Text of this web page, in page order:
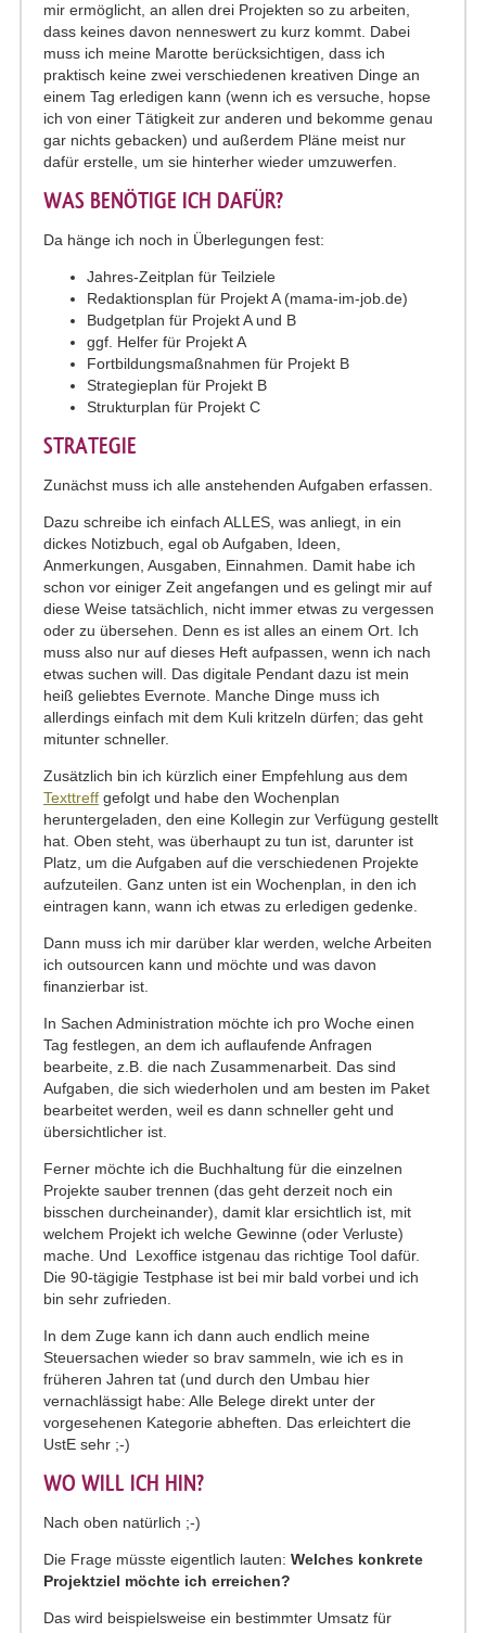
mir ermöglicht, an allen drei Projekten so zu arbeiten,
dass keines davon nenneswert zu kurz kommt. Dabei
muss ich meine Marotte berücksichtigen, dass ich
praktisch keine zwei verschiedenen kreativen Dinge an
einem Tag erledigen kann (wenn ich es versuche, hopse
ich von einer Tätigkeit zur anderen und bekomme genau
gar nichts gebacken) und außerdem Pläne meist nur
dafür erstelle, um sie hinterher wieder umzuwerfen.
WAS BENÖTIGE ICH DAFÜR?
Da hänge ich noch in Überlegungen fest:
Jahres-Zeitplan für Teilziele
Redaktionsplan für Projekt A (mama-im-job.de)
Budgetplan für Projekt A und B
ggf. Helfer für Projekt A
Fortbildungsmaßnahmen für Projekt B
Strategieplan für Projekt B
Strukturplan für Projekt C
STRATEGIE
Zunächst muss ich alle anstehenden Aufgaben erfassen.
Dazu schreibe ich einfach ALLES, was anliegt, in ein
dickes Notizbuch, egal ob Aufgaben, Ideen,
Anmerkungen, Ausgaben, Einnahmen. Damit habe ich
schon vor einiger Zeit angefangen und es gelingt mir auf
diese Weise tatsächlich, nicht immer etwas zu vergessen
oder zu übersehen. Denn es ist alles an einem Ort. Ich
muss also nur auf dieses Heft aufpassen, wenn ich nach
etwas suchen will. Das digitale Pendant dazu ist mein
heiß geliebtes Evernote. Manche Dinge muss ich
allerdings einfach mit dem Kuli kritzeln dürfen; das geht
mitunter schneller.
Zusätzlich bin ich kürzlich einer Empfehlung aus dem
Texttreff gefolgt und habe den Wochenplan
heruntergeladen, den eine Kollegin zur Verfügung gestellt
hat. Oben steht, was überhaupt zu tun ist, darunter ist
Platz, um die Aufgaben auf die verschiedenen Projekte
aufzuteilen. Ganz unten ist ein Wochenplan, in den ich
eintragen kann, wann ich etwas zu erledigen gedenke.
Dann muss ich mir darüber klar werden, welche Arbeiten
ich outsourcen kann und möchte und was davon
finanzierbar ist.
In Sachen Administration möchte ich pro Woche einen
Tag festlegen, an dem ich auflaufende Anfragen
bearbeite, z.B. die nach Zusammenarbeit. Das sind
Aufgaben, die sich wiederholen und am besten im Paket
bearbeitet werden, weil es dann schneller geht und
übersichtlicher ist.
Ferner möchte ich die Buchhaltung für die einzelnen
Projekte sauber trennen (das geht derzeit noch ein
bisschen durcheinander), damit klar ersichtlich ist, mit
welchem Projekt ich welche Gewinne (oder Verluste)
mache. Und Lexoffice istgenau das richtige Tool dafür.
Die 90-tägigie Testphase ist bei mir bald vorbei und ich
bin sehr zufrieden.
In dem Zuge kann ich dann auch endlich meine
Steuersachen wieder so brav sammeln, wie ich es in
früheren Jahren tat (und durch den Umbau hier
vernachlässigt habe: Alle Belege direkt unter der
vorgesehenen Kategorie abheften. Das erleichtert die
UstE sehr ;-)
WO WILL ICH HIN?
Nach oben natürlich ;-)
Die Frage müsste eigentlich lauten: Welches konkrete
Projektziel möchte ich erreichen?
Das wird beispielsweise ein bestimmter Umsatz für